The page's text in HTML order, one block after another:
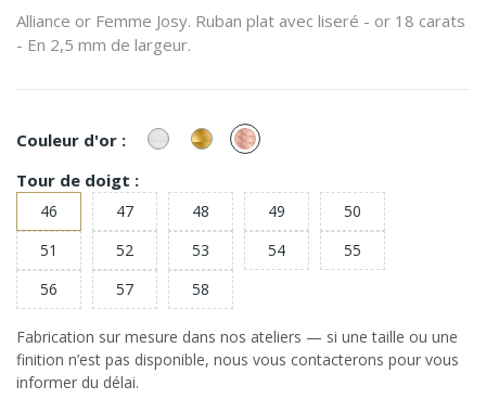
Alliance or Femme Josy. Ruban plat avec liseré - or 18 carats
- En 2,5 mm de largeur.
Couleur d'or : or
Blanc
or
Jaune
or
Rose
Tour de doigt :
46 47 48 49
50
51
52 53 54
55
56
57 58
Fabrication sur mesure dans nos ateliers — si une taille ou une
finition n’est pas disponible, nous vous contacterons pour vous
informer du délai.